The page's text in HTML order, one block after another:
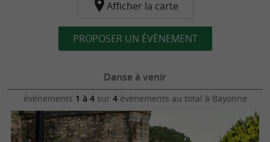
Afficher la carte
PROPOSER UN ÉVÈNEMENT
Danse à venir
évènements 1 à 4sur 4évènements au total à Bayonne